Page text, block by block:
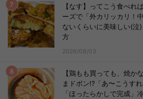
【なす】ってこう食べれ
ーズで「外カリッカリ！
ないくらいに美味しい(泣
方
2026/08/03
【鶏もも買っても、焼か
まドボン!?「あ〜こうす
「ほったらかしで完成」